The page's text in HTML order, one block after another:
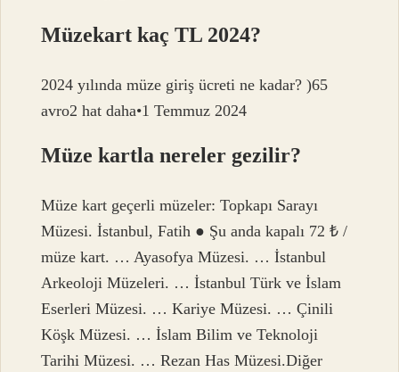
Müzekart kaç TL 2024?
2024 yılında müze giriş ücreti ne kadar? )65
avro2 hat daha•1 Temmuz 2024
Müze kartla nereler gezilir?
Müze kart geçerli müzeler: Topkapı Sarayı
Müzesi. İstanbul, Fatih ● Şu anda kapalı 72 ₺ /
müze kart. … Ayasofya Müzesi. … İstanbul
Arkeoloji Müzeleri. … İstanbul Türk ve İslam
Eserleri Müzesi. … Kariye Müzesi. … Çinili
Köşk Müzesi. … İslam Bilim ve Teknoloji
Tarihi Müzesi. … Rezan Has Müzesi.Diğer